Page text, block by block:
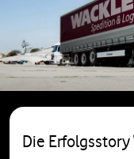
Die Erfolgsstory